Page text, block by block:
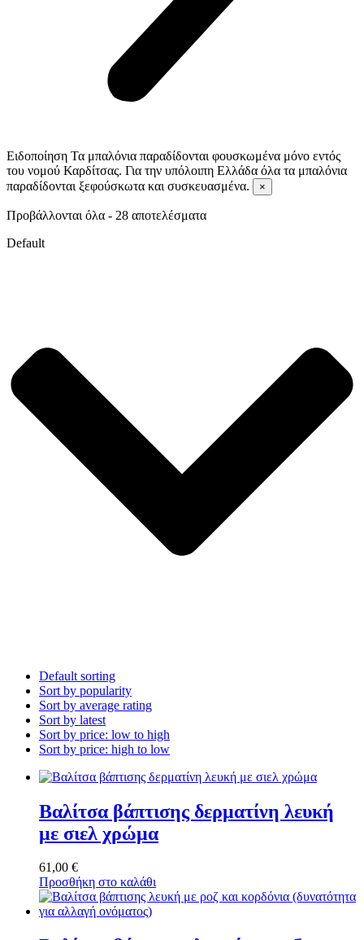
Ειδοποίηση Τα μπαλόνια παραδίδονται φουσκωμένα μόνο εντός
του νομού Καρδίτσας. Για την υπόλοιπη Ελλάδα όλα τα μπαλόνια
παραδίδονται ξεφούσκωτα και συσκευασμένα.
×
Προβάλλονται όλα - 28 αποτελέσματα
Default
Default sorting
Sort by popularity
Sort by average rating
Sort by latest
Sort by price: low to high
Sort by price: high to low
Βαλίτσα βάπτισης δερματίνη λευκή
με σιελ χρώμα
61,00 €
Προσθήκη στο καλάθι